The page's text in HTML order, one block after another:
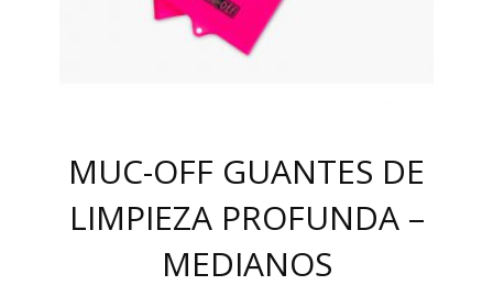
MUC-OFF GUANTES DE
LIMPIEZA PROFUNDA –
MEDIANOS